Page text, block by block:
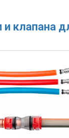
и клапана